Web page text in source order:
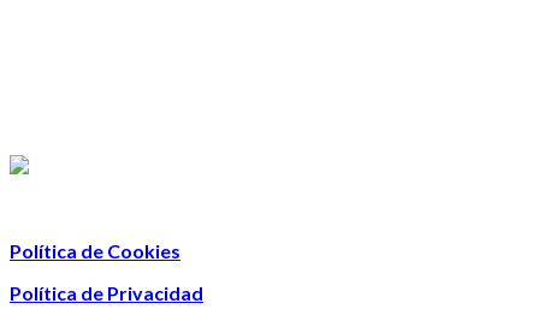
Política de Cookies
Política de Privacidad